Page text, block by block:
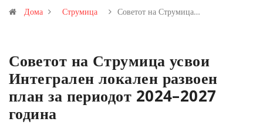
Дома Струмица Советот на Струмица…
Советот на Струмица усвои
Интегрален локален развоен
план за периодот 2024–2027
година